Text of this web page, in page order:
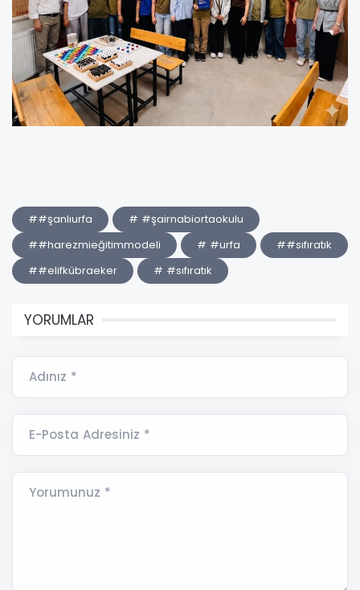
##şanlıurfa
# #şairnabiortaokulu
##harezmieğitimmodeli
# #urfa
##sıfıratık
##elifkübraeker
# #sıfıratık
YORUMLAR
Adınız *
E-Posta Adresiniz *
Yorumunuz *